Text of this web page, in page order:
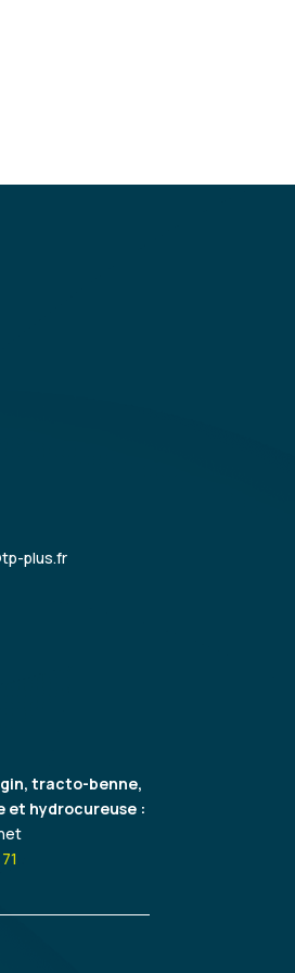
plus.fr
tracto-benne,
et hydrocureuse :